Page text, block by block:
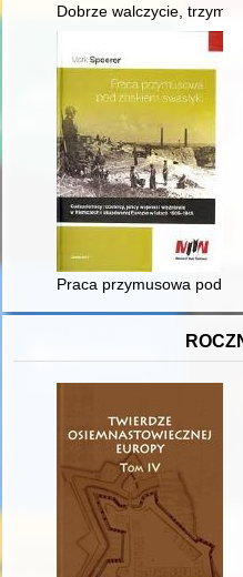
Dobrze walczycie,
Praca przymusowa pod